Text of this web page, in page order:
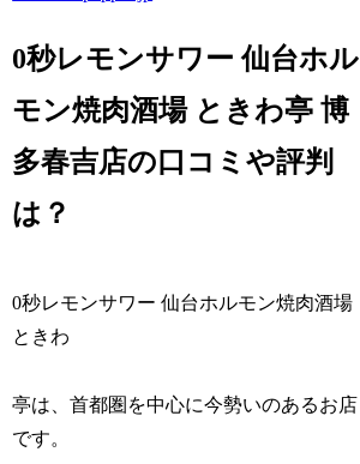
0秒レモンサワー 仙台ホル
モン焼肉酒場 ときわ亭 博
多春吉店の口コミや評判
は？
0秒レモンサワー 仙台ホルモン焼肉酒場
ときわ
亭は、首都圏を中心に今勢いのあるお店
です。